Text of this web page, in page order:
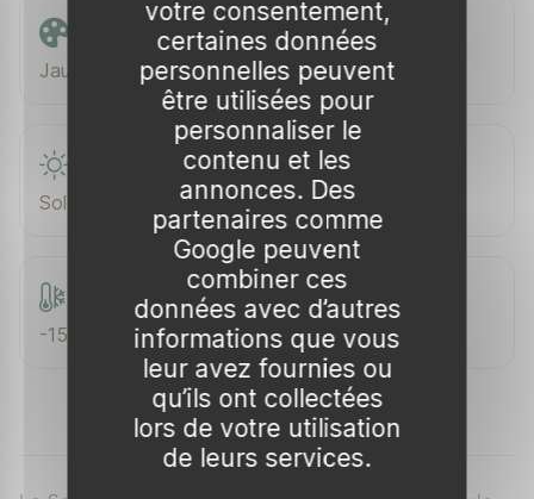
Couleur de floraison
Jaune
Soleil
Rusticité
-15 °C
votre consentement,
certaines données
personnelles peuvent
être utilisées pour
personnaliser le
contenu et les
annonces. Des
partenaires comme
Google peuvent
combiner ces
données avec d’autres
informations que vous
leur avez fournies ou
qu’ils ont collectées
lors de votre utilisation
de leurs services.